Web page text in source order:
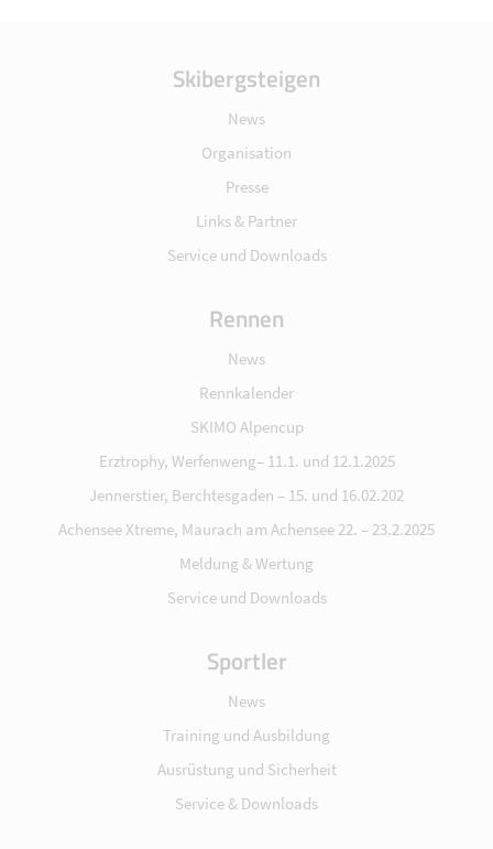
Skibergsteigen
News
Organisation
Presse
Links & Partner
Service und Downloads
Rennen
News
Rennkalender
SKIMO Alpencup
Erztrophy, Werfenweng– 11.1. und 12.1.2025
Jennerstier, Berchtesgaden – 15. und 16.02.202
Achensee Xtreme, Maurach am Achensee 22. – 23.2.2025
Meldung & Wertung
Service und Downloads
Sportler
News
Training und Ausbildung
Ausrüstung und Sicherheit
Service & Downloads